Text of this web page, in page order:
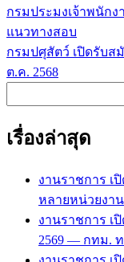
แนะแนว
เรื่อง
กรมประมงเจ้าพนัก
แนวทางสอบ
กรมปศุสัตว์ เปิดรับส
ต.ค. 2568
เรื่องล่าสุด
งานราชการ เ
หลายหน่วยงาน
งานราชการ เ
2569 — กทม.